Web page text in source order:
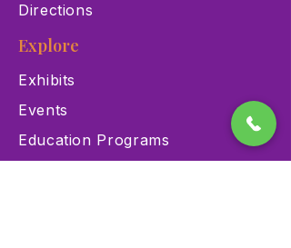
Directions
Explore
Exhibits
Events
Education Programs